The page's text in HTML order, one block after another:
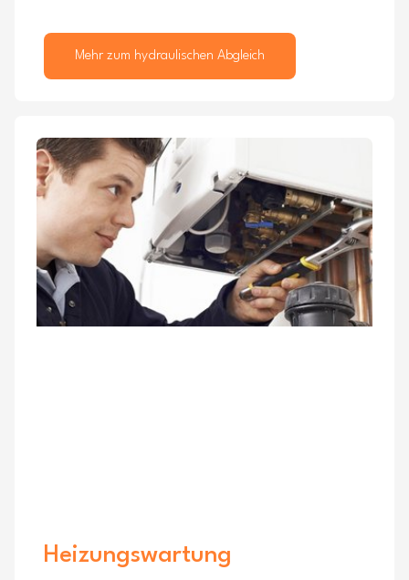
Mehr zum hydraulischen Abgleich
Heizungswartung